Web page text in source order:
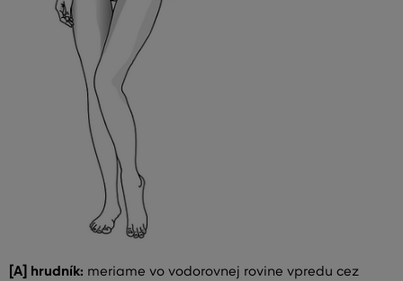
[A] hrudník: meriame vo vodorovnej rovine vpredu cez